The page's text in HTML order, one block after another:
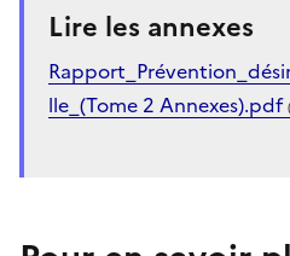
Lire les annexes
lle_(Tome 2 Annexes).pdf